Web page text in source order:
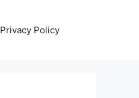
Privacy Policy